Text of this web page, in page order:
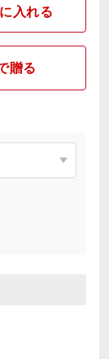
入れる
贈る